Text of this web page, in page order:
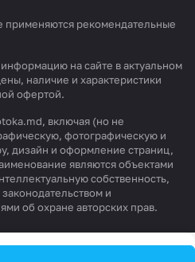
применяются рекомендательные
на сайте в актуальном
наличие и характеристики
офертой.
включая (но не
фотографическую и
дизайн и оформление страниц,
являются объектами
собственность,
и
об охране авторских прав.